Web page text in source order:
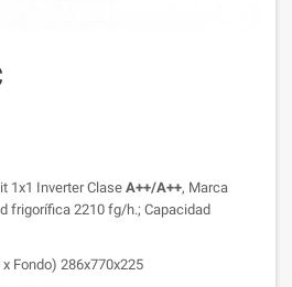
1x1 Inverter Clase A++/A++, Marca
frigorífica 2210 fg/h.; Capacidad
Fondo) 286x770x225